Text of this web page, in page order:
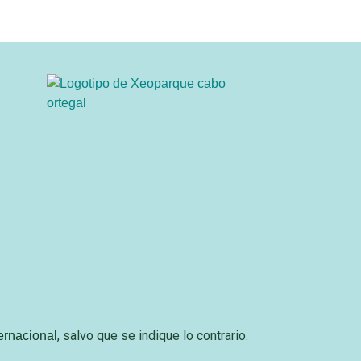
, salvo que se indique lo contrario.